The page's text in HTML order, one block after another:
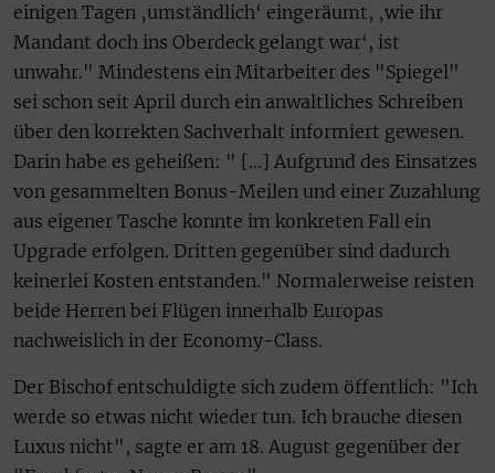
einigen Tagen ‚umständlich‘ eingeräumt, ‚wie ihr
Mandant doch ins Oberdeck gelangt war‘, ist
unwahr." Mindestens ein Mitarbeiter des "Spiegel"
sei schon seit April durch ein anwaltliches Schreiben
über den korrekten Sachverhalt informiert gewesen.
Darin habe es geheißen: " […] Aufgrund des Einsatzes
von gesammelten Bonus-Meilen und einer Zuzahlung
aus eigener Tasche konnte im konkreten Fall ein
Upgrade erfolgen. Dritten gegenüber sind dadurch
keinerlei Kosten entstanden." Normalerweise reisten
beide Herren bei Flügen innerhalb Europas
nachweislich in der Economy-Class.
Der Bischof entschuldigte sich zudem öffentlich: "Ich
werde so etwas nicht wieder tun. Ich brauche diesen
Luxus nicht", sagte er am 18. August gegenüber der